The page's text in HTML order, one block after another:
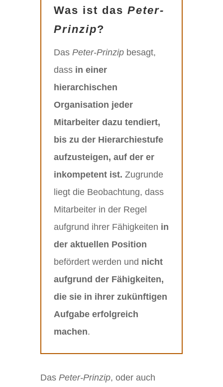
Was ist das Peter-
Prinzip?
Das Peter-Prinzipbesagt,
dass in einer
hierarchischen
Organisation jeder
Mitarbeiter dazu tendiert,
bis zu der Hierarchiestufe
aufzusteigen, auf der er
inkompetent ist. Zugrunde
liegt die Beobachtung, dass
Mitarbeiter in der Regel
aufgrund ihrer Fähigkeiten in
der aktuellen Position
befördert werden und nicht
aufgrund der Fähigkeiten,
die sie in ihrer zukünftigen
Aufgabe erfolgreich
machen.
Das Peter-Prinzip, oder auch